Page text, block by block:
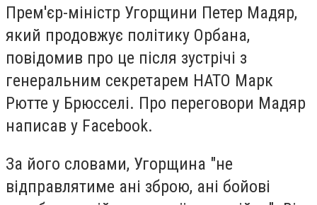
Прем'єр-міністр Угорщини Петер Мадяр,
який продовжує політику Орбана,
повідомив про це після зустрічі з
генеральним секретарем НАТО Марк
Рютте у Брюсселі. Про переговори Мадяр
написав у Facebook.
За його словами, Угорщина "не
відправлятиме ані зброю, ані бойові